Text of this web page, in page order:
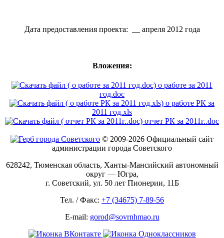
Дата предоставления проекта: __ апреля 2012 года
Вложения:
о работе за 2011
год.doc
о работе РК за
2011 год.xls
отчет РК за 2011г..doc
© 2009-2026 Официальный сайт
администрации города Советского
628242, Тюменская область, Ханты-Мансийский автономный
округ — Югра,
г. Советский, ул. 50 лет Пионерии, 11Б
Тел. / Факс: +7 (34675) 7-89-56
E-mail: gorod@sovrnhmao.ru